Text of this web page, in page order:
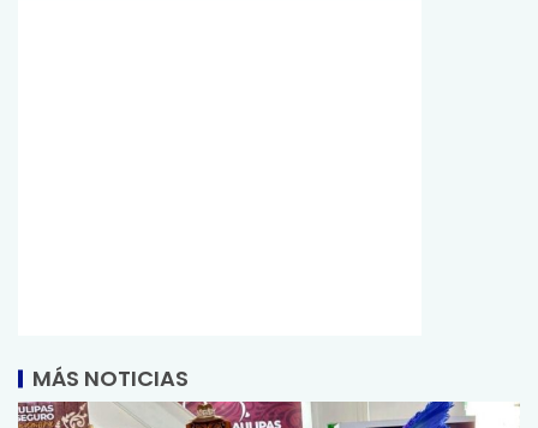
MÁS NOTICIAS